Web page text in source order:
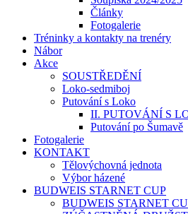
Články
Fotogalerie
Tréninky a kontakty na trenéry
Nábor
Akce
SOUSTŘEDĚNÍ
Loko-sedmiboj
Putování s Loko
II. PUTOVÁNÍ S
Putování po Šumavě
Fotogalerie
KONTAKT
Tělovýchovná jednota
Výbor házené
BUDWEIS STARNET CUP
BUDWEIS STARNET